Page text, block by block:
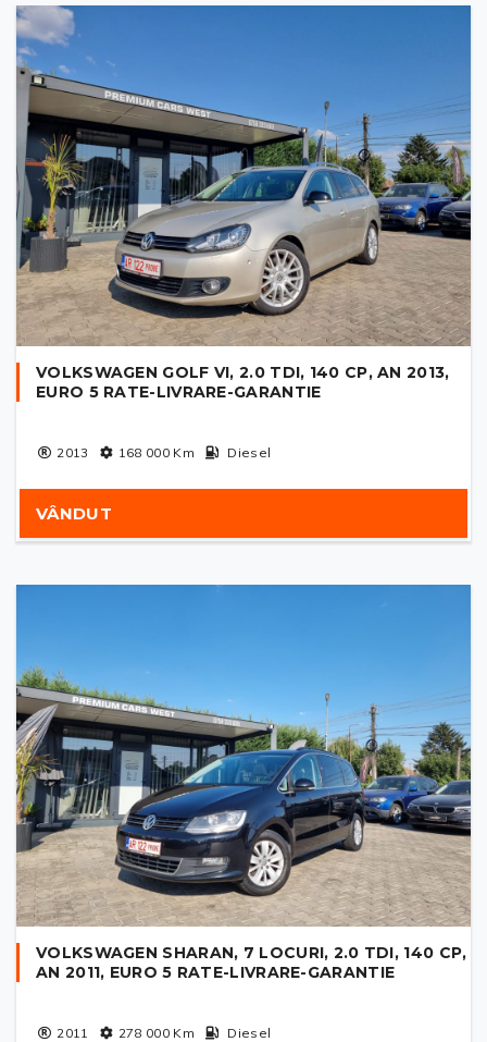
VOLKSWAGEN GOLF VI, 2.0 TDI, 140 CP, AN 2013,
EURO 5 RATE-LIVRARE-GARANTIE
2013 168 000Km Diesel
VÂNDUT
VOLKSWAGEN SHARAN, 7 LOCURI, 2.0 TDI, 140 CP,
AN 2011, EURO 5 RATE-LIVRARE-GARANTIE
2011 278 000Km Diesel